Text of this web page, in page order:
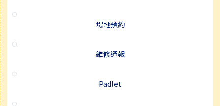
場地預約
維修通報
Padlet